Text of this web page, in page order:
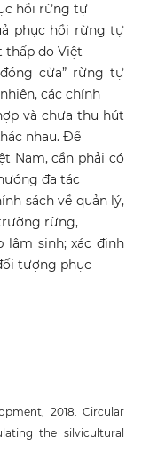
hồi rừng tự
phục hồi rừng tự
thấp do Việt
cửa” rừng tự
các chính
và chưa thu hút
nhau. Để
Nam, cần phải có
đa tác
sách về quản lý,
rừng,
lâm sinh; xác định
tượng phục
2018. Circular
the silvicultural